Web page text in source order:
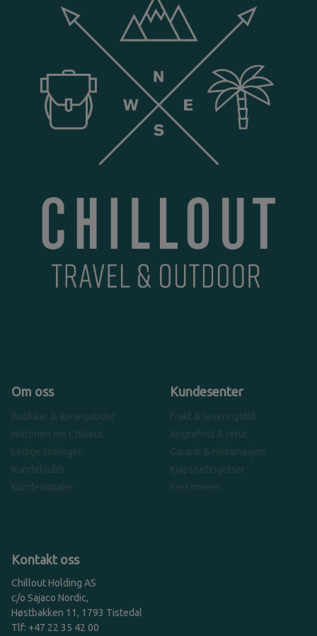
Om oss
Butikker & åpningstider
Historien om Chillout
Ledige stillinger
Kundeklubb
Kundeomtaler
Kundesenter
Frakt & leveringstid
Angrefrist & retur
Garanti & reklamasjon
Kjøpsbetingelser
Personvern
Kontakt oss
Chillout Holding AS
c/o Sajaco Nordic,
Høstbakken 11, 1793 Tistedal
Tlf: +47 22 35 42 00